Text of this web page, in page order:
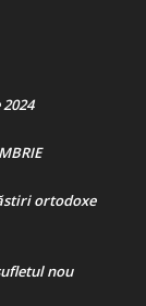
ortodoxe
nou